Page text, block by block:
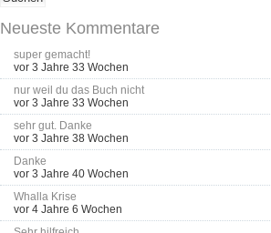
Neueste Kommentare
super gemacht!
vor 3 Jahre 33 Wochen
nur weil du das Buch nicht
vor 3 Jahre 33 Wochen
sehr gut. Danke
vor 3 Jahre 38 Wochen
Danke
vor 3 Jahre 40 Wochen
Whalla Krise
vor 4 Jahre 6 Wochen